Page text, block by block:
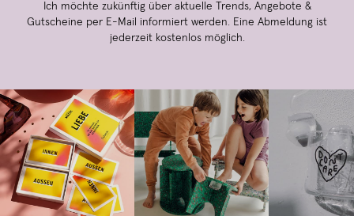
Ich möchte zukünftig über aktuelle Trends, Angebote &
Gutscheine per E-Mail informiert werden. Eine Abmeldung ist
jederzeit kostenlos möglich.